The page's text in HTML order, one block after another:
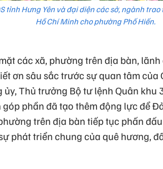
tỉnh Hưng Yên và đại diện các sở, ngành
Hồ Chí Minh cho phường Phố Hiến.
các xã, phường trên địa bàn,
ơn sâu sắc trước sự quan tâm của
Thủ trưởng Bộ tư lệnh Quân khu
góp phần đã tạo thêm động lực để
trên địa bàn tiếp tục phấn
phát triển chung của quê hương,